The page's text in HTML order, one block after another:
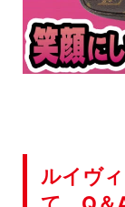
ルイヴ